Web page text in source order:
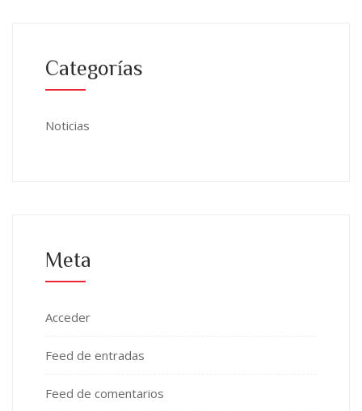
Categorías
Noticias
Meta
Acceder
Feed de entradas
Feed de comentarios